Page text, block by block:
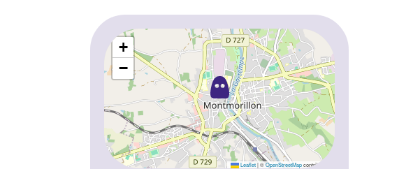
+
−
Leaflet|©OpenStreetMapcontributors